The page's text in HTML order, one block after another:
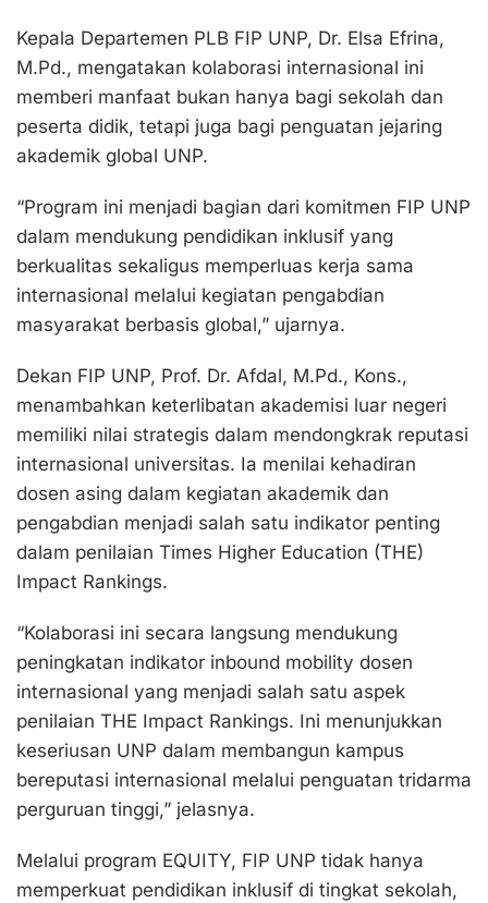
Kepala Departemen PLB FIP UNP, Dr. Elsa Efrina,
M.Pd., mengatakan kolaborasi internasional ini
memberi manfaat bukan hanya bagi sekolah dan
peserta didik, tetapi juga bagi penguatan jejaring
akademik global UNP.
“Program ini menjadi bagian dari komitmen FIP UNP
dalam mendukung pendidikan inklusif yang
berkualitas sekaligus memperluas kerja sama
internasional melalui kegiatan pengabdian
masyarakat berbasis global,” ujarnya.
Dekan FIP UNP, Prof. Dr. Afdal, M.Pd., Kons.,
menambahkan keterlibatan akademisi luar negeri
memiliki nilai strategis dalam mendongkrak reputasi
internasional universitas. Ia menilai kehadiran
dosen asing dalam kegiatan akademik dan
pengabdian menjadi salah satu indikator penting
dalam penilaian Times Higher Education (THE)
Impact Rankings.
“Kolaborasi ini secara langsung mendukung
peningkatan indikator inbound mobility dosen
internasional yang menjadi salah satu aspek
penilaian THE Impact Rankings. Ini menunjukkan
keseriusan UNP dalam membangun kampus
bereputasi internasional melalui penguatan tridarma
perguruan tinggi,” jelasnya.
Melalui program EQUITY, FIP UNP tidak hanya
memperkuat pendidikan inklusif di tingkat sekolah,